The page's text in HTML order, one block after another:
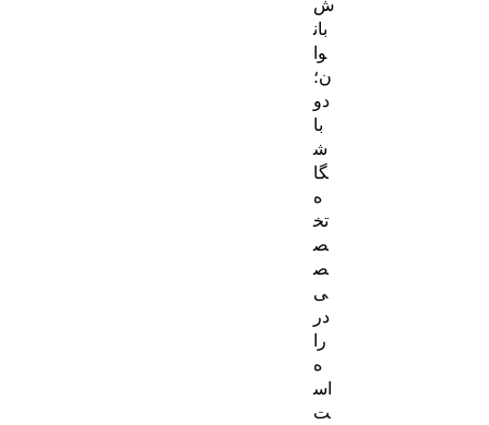
ش
بان
وا
ن؛
دو
با
ش
گا
ه
تخ
ص
ص
ی
در
را
ه
اس
ت